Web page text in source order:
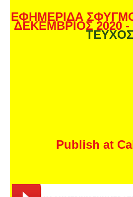
ΕΦΗΜΕΡΙΔΑ
ΔΕΚΕΜΒΡΙΟΣ 2020 -
Publish at